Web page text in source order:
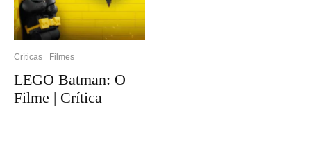
Críticas Filmes
LEGO Batman: O
Filme | Crítica